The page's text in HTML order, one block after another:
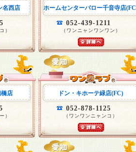
名西店
）
ホームセンターバロー千音寺店
052-439-1211
（ワンニャンワンワン）
店
）
ドン・キホーテ緑店(FC)
052-878-1125
（ワンワンニャンコ）